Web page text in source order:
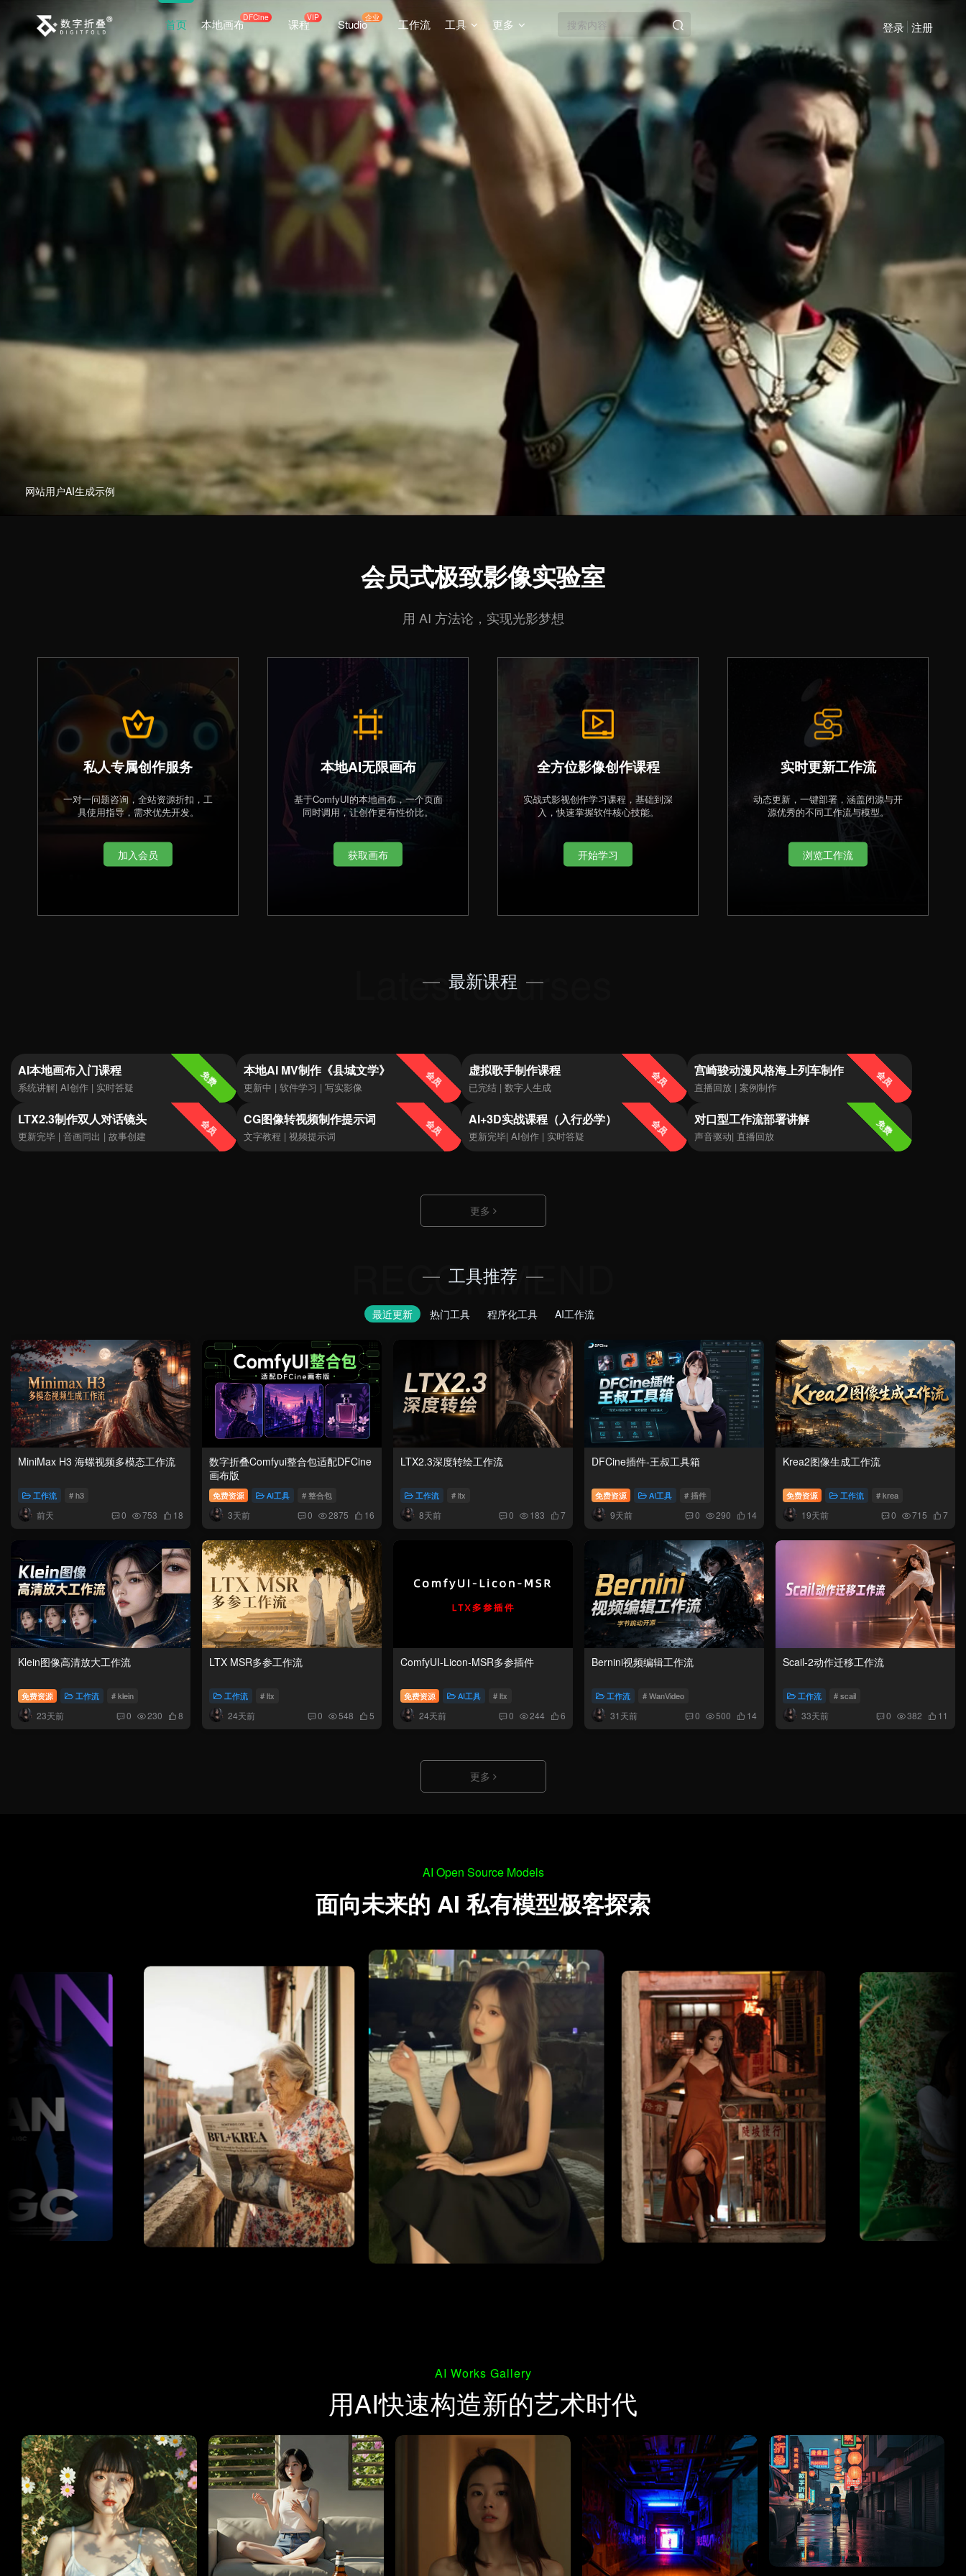
首页 本地画布DFCine 课程VIP Studio企业 工作流 工具 更多 登录 注册
网站用户AI生成示例
会员式极致影像实验室
用 AI 方法论，实现光影梦想
私人专属创作服务
一对一问题咨询，全站资源折扣，工
具使用指导，需求优先开发。
加入会员
本地AI无限画布
基于ComfyUI的本地画布，一个页面
同时调用，让创作更有性价比。
获取画布
全方位影像创作课程
实战式影视创作学习课程，基础到深
入，快速掌握软件核心技能。
开始学习
实时更新工作流
动态更新，一键部署，涵盖闭源与开
源优秀的不同工作流与模型。
浏览工作流
— 最新课程 —
免费
AI本地画布入门课程
系统讲解| AI创作 | 实时答疑 会员
本地AI MV制作《县城文学》
更新中 | 软件学习 | 写实影像 会员
虚拟歌手制作课程
已完结 | 数字人生成 会员
宫崎骏动漫风格海上列车制作
直播回放 | 案例制作
会员
LTX2.3制作双人对话镜头
更新完毕 | 音画同出 | 故事创建 会员
CG图像转视频制作提示词
文字教程 | 视频提示词 会员
AI+3D实战课程（入行必学）
更新完毕| AI创作 | 实时答疑 免费
对口型工作流部署讲解
声音驱动| 直播回放
更多
— 工具推荐 —
最近更新 热门工具 程序化工具 AI工作流
MiniMax H3 海螺视频多模态工作流
工作流 # h3
前天 0 753 18
数字折叠Comfyui整合包适配DFCine
画布版
免费资源 AI工具 # 整合包
3天前 0 2875 16
LTX2.3深度转绘工作流
工作流 # ltx
8天前 0 183 7
DFCine插件-王叔工具箱
免费资源 AI工具 # 插件
9天前 0 290 14
Krea2图像生成工作流
免费资源 工作流 # krea
19天前 0 715 7
Klein图像高清放大工作流
免费资源 工作流 # klein
23天前 0 230 8
LTX MSR多参工作流
工作流 # ltx
24天前 0 548 5
ComfyUI-Licon-MSR多参插件
免费资源 AI工具 # ltx
24天前 0 244 6
Bernini视频编辑工作流
工作流 # WanVideo
31天前 0 500 14
Scail-2动作迁移工作流
工作流 # scail
33天前 0 382 11
更多
AI Open Source Models
面向未来的 AI 私有模型极客探索
AI Works Gallery
用AI快速构造新的艺术时代